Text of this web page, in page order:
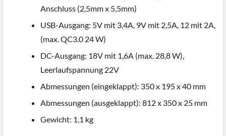
Anschluss (2,5mm x 5,5mm)
USB-Ausgang: 5V mit 3,4A, 9V mit 2,5A, 12 mit 2A,
(max. QC3.0 24 W)
DC-Ausgang: 18V mit 1,6A (max. 28,8 W),
Leerlaufspannung 22V
Abmessungen (eingeklappt): 350 x 195 x 40 mm
Abmessungen (ausgeklappt): 812 x 350 x 25 mm
Gewicht: 1,1 kg